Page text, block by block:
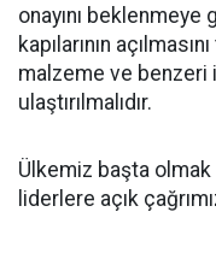
onayını beklenmeye
kapılarının
malzeme ve benzeri
ulaştırılmalıdır.
Ülkemiz başta
liderlere açık